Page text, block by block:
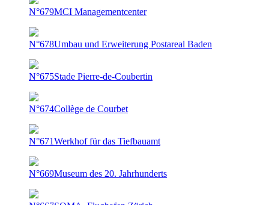
N°679MCI Managementcenter
N°678Umbau und Erweiterung Postareal Baden
N°675Stade Pierre-de-Coubertin
N°674Collège de Courbet
N°671Werkhof für das Tiefbauamt
N°669Museum des 20. Jahrhunderts